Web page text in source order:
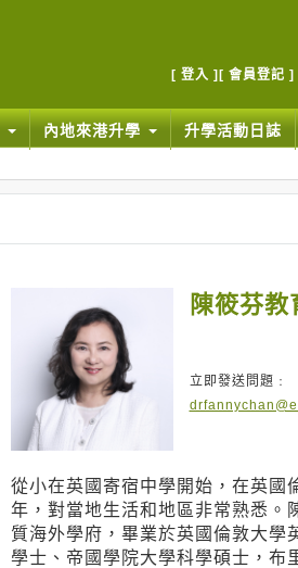
[ 登入 ] [ 會員登記 ]
內地來港升學 升學活動日誌
陳筱芬教
立即發送問題﹕
從小在英國寄宿中學開始，在英國
年，對當地生活和地區非常熟悉。
質海外學府，畢業於英國倫敦大學
學士、帝國學院大學科學碩士，布